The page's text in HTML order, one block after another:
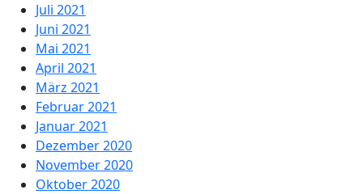
Juli 2021
Juni 2021
Mai 2021
April 2021
März 2021
Februar 2021
Januar 2021
Dezember 2020
November 2020
Oktober 2020